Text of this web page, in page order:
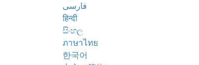
فارسی
हिन्दी
සිංහල
ภาษาไทย
한국어